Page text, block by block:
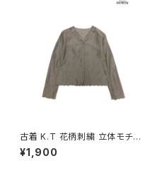
古着 K.T 花柄刺繍 立体モチー
フ 前開き 無地 リネン 長袖 ブラ
ウス こげ茶 (ttu2509069)
¥1,900